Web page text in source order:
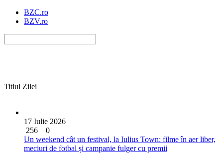
BZC.ro
BZV.ro
Titlul Zilei
17 Iulie 2026
256
0
Un weekend cât un festival, la Iulius Town: filme în aer liber,
meciuri de fotbal și campanie fulger cu premii